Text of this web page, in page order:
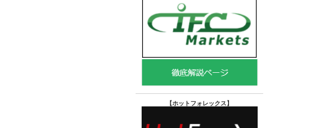
【ホットフォレックス 】